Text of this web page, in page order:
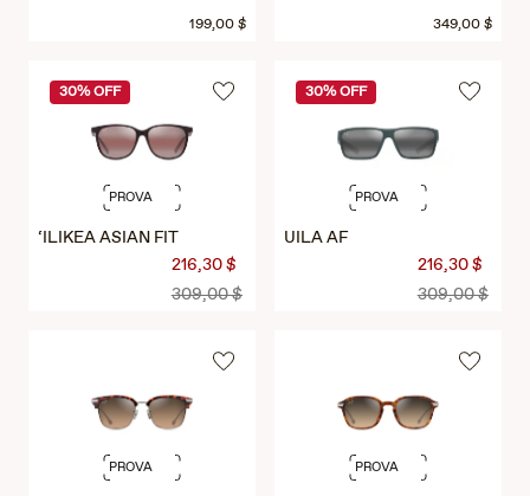
199,00 $ 349,00 $
30% OFF
‘ILIKEA ASIAN FIT
309,00 $
216,30 $
PROVA
30% OFF
UILA AF
309,00 $
216,30 $
PROVA
PROVA PROVA